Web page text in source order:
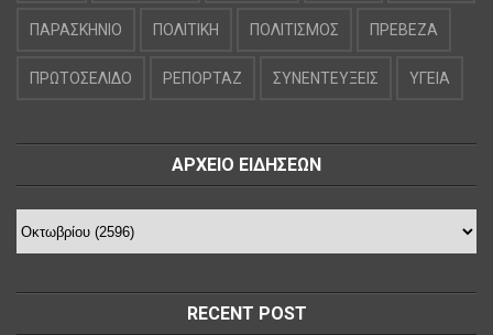
ΠΑΡΑΣΚΗΝΙΟ ΠΟΛΙΤΙΚΗ ΠΟΛΙΤΙΣΜΟΣ ΠΡΕΒΕΖΑ
ΠΡΩΤΟΣΕΛΙΔΟ ΡΕΠΟΡΤΑΖ ΣΥΝΕΝΤΕΥΞΕΙΣ ΥΓΕΙΑ
ΑΡΧΕΙΟ ΕΙΔΗΣΕΩΝ
RECENT POST